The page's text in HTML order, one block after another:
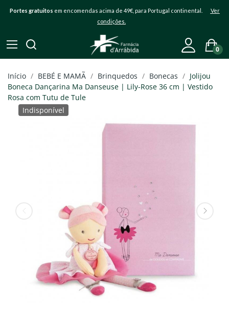
Portes gratuitos em encomendas acima de 49€, para Portugal continental. Ver
condições.
0
Início BEBÉ E MAMÃ Brinquedos Bonecas
Jolijou
Boneca Dançarina Ma Danseuse | Lily-Rose 36 cm | Vestido
Rosa com Tutu de Tule
Indisponível